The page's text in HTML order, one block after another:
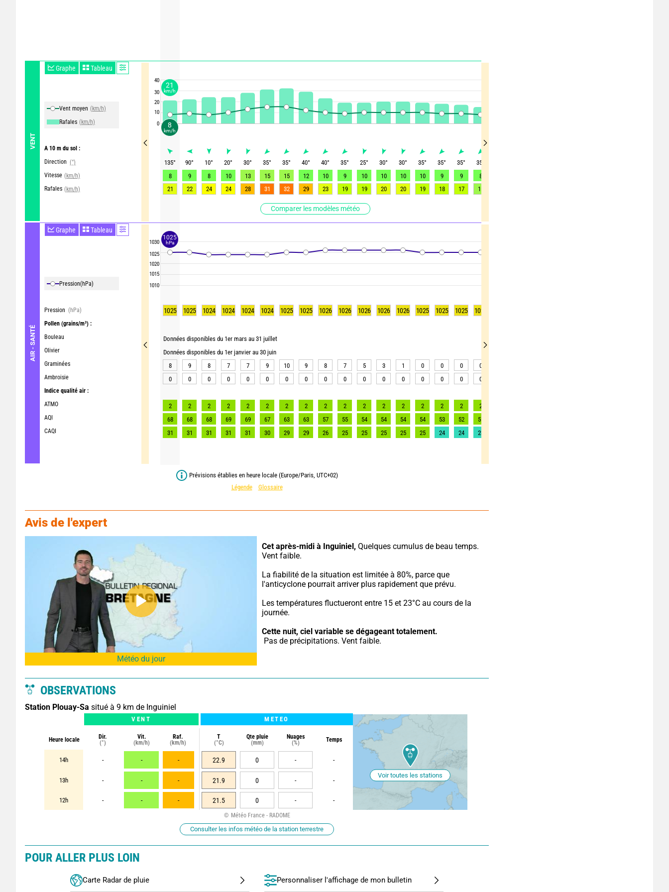
VENT
Graphe Tableau
Vent moyen (km/h)
Rafales (km/h)
A 10 m du sol :
Direction (°)
Vitesse (km/h)
Rafales (km/h)
Comparer les modèles météo
AIR - SANTÉ
Graphe Tableau
Pression(hPa)
Pression (hPa)
Pollen (grains/m³) :
Bouleau
Olivier
Graminées
Ambroisie
Indice qualité air :
ATMO
AQI
CAQI
40
30
20
10
0
1030
1025
1020
1015
1010
135° 90° 10° 20° 30° 35° 35° 40° 40° 35° 25° 30° 30° 35° 35° 35° 35
8
9 8 10 13 15 15 12 10 9 10 10 10 10 9 9 8
21
22 24 24 28 31 32 29 23 19 19 20 20 19 18 17 15
1025 1025 1024 1024 1024 1024 1025 1025 1026 1026 1026 1026 1026 1025 1025 1025 1025
Données disponibles du 1er mars au 31 juillet
Données disponibles du 1er janvier au 30 juin
8
9 8 7 7 9 10 9 8 7 5 3 1 0 0 0 0
0
0 0 0 0 0 0 0 0 0 0 0 0 0 0 0 0
2 2 2 2 2 2 2 2 2 2 2 2 2 2 2 2 2
68
68 68 69 69 67 63 63 57 55 54 54 54 54 53 52 51
31
31 31 31 31 30 29 29 26 25 25 25 25 25 24 24 23
Prévisions établies en heure locale (Europe/Paris, UTC+02)
Légende
Glossaire
Avis de l'expert
Météo du jour
Cet après-midi à Inguiniel, Quelques cumulus de beau temps.
Vent faible.
La fiabilité de la situation est limitée à 80%, parce que
l'anticyclone pourrait arriver plus rapidement que prévu.
Les températures fluctueront entre 15 et 23°C au cours de la
journée.
Cette nuit, ciel variable se dégageant totalement.
Pas de précipitations. Vent faible.
OBSERVATIONS
Station Plouay-Sa situé à 9 km de Inguiniel
VENT METEO
Heure locale
Dir.
(°)
Vit.
(km/h)
Raf.
(km/h)
T
(°C)
Qte pluie
(mm)
Nuages
(%)
Temps
14h - - - 22.9 0 - -
13h - - - 21.9 0 - -
12h - - - 21.5 0 - -
Voir toutes les stations
Météo France - RADOME
Consulter les infos météo de la station terrestre
POUR ALLER PLUS LOIN
Carte Radar de pluie Personnaliser l'affichage de mon bulletin
8
km/h
21
km/h
1025
hPa